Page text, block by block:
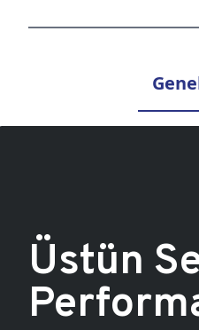
Üstün